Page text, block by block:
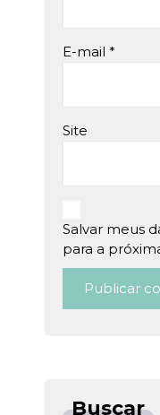
E-mail *
Site
Salvar meus
para a
Buscar